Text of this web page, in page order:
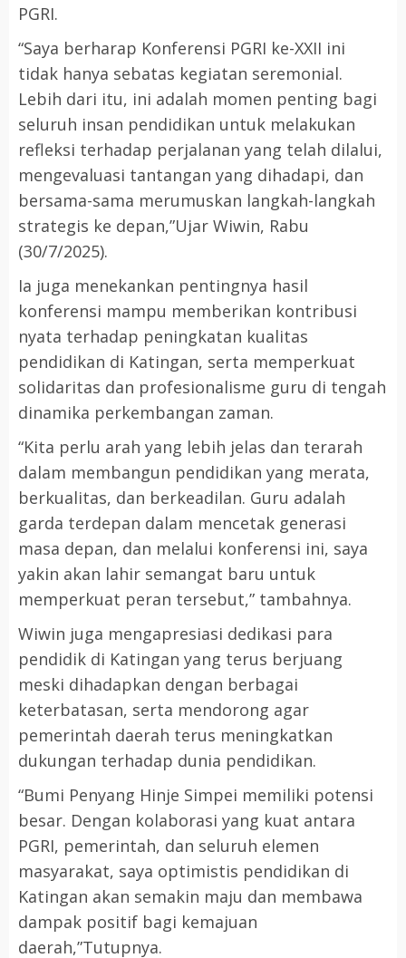
PGRI.
“Saya berharap Konferensi PGRI ke-XXII ini
tidak hanya sebatas kegiatan seremonial.
Lebih dari itu, ini adalah momen penting bagi
seluruh insan pendidikan untuk melakukan
refleksi terhadap perjalanan yang telah dilalui,
mengevaluasi tantangan yang dihadapi, dan
bersama-sama merumuskan langkah-langkah
strategis ke depan,”Ujar Wiwin, Rabu
(30/7/2025).
Ia juga menekankan pentingnya hasil
konferensi mampu memberikan kontribusi
nyata terhadap peningkatan kualitas
pendidikan di Katingan, serta memperkuat
solidaritas dan profesionalisme guru di tengah
dinamika perkembangan zaman.
“Kita perlu arah yang lebih jelas dan terarah
dalam membangun pendidikan yang merata,
berkualitas, dan berkeadilan. Guru adalah
garda terdepan dalam mencetak generasi
masa depan, dan melalui konferensi ini, saya
yakin akan lahir semangat baru untuk
memperkuat peran tersebut,” tambahnya.
Wiwin juga mengapresiasi dedikasi para
pendidik di Katingan yang terus berjuang
meski dihadapkan dengan berbagai
keterbatasan, serta mendorong agar
pemerintah daerah terus meningkatkan
dukungan terhadap dunia pendidikan.
“Bumi Penyang Hinje Simpei memiliki potensi
besar. Dengan kolaborasi yang kuat antara
PGRI, pemerintah, dan seluruh elemen
masyarakat, saya optimistis pendidikan di
Katingan akan semakin maju dan membawa
dampak positif bagi kemajuan
daerah,”Tutupnya.